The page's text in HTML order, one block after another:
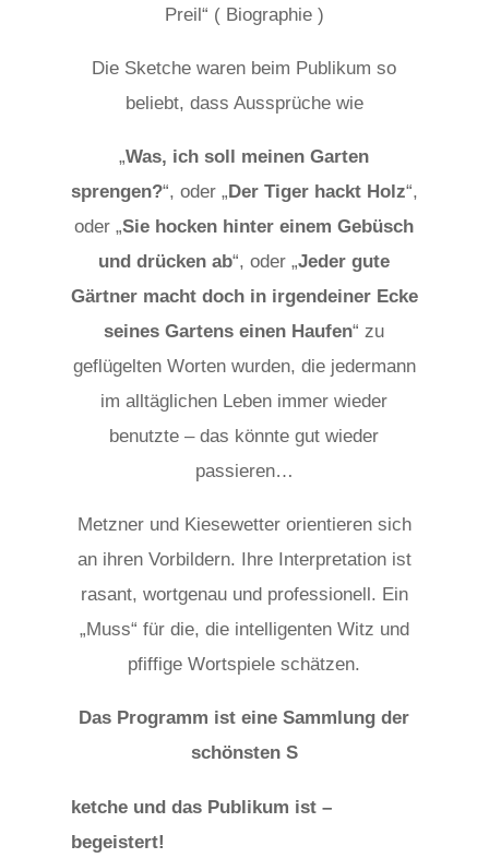
Preil“ ( Biographie )
Die Sketche waren beim Publikum so
beliebt, dass Aussprüche wie
„Was, ich soll meinen Garten
sprengen?“, oder „Der Tiger hackt Holz“,
oder „Sie hocken hinter einem Gebüsch
und drücken ab“, oder „Jeder gute
Gärtner macht doch in irgendeiner Ecke
seines Gartens einen Haufen“ zu
geflügelten Worten wurden, die jedermann
im alltäglichen Leben immer wieder
benutzte – das könnte gut wieder
passieren…
Metzner und Kiesewetter orientieren sich
an ihren Vorbildern. Ihre Interpretation ist
rasant, wortgenau und professionell. Ein
„Muss“ für die, die intelligenten Witz und
pfiffige Wortspiele schätzen.
Das Programm ist eine Sammlungder
schönsten S
osteopathe-nyon-cabinet-monney
ketche und das Publikum ist –
begeistert!